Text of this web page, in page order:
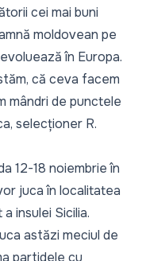
cei mai buni
moldovean pe
în Europa.
că ceva facem
mândri de punctele
selecționer R.
12-18 noiembrie în
juca în localitatea
insulei Sicilia.
astăzi meciul de
partidele cu